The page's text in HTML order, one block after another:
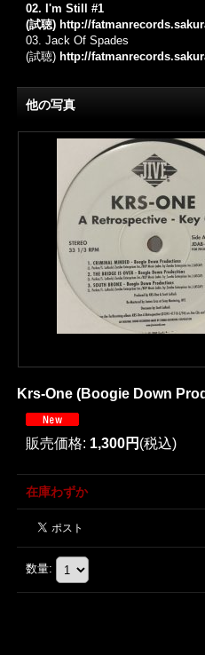
02. I'm Still #1
(試聴) http://
03. Jack Of Spades
(試聴) http://
他の写真
Krs-One (Boogie Down
販売価格: 1,300円 (税込)
在庫わずか
数量: